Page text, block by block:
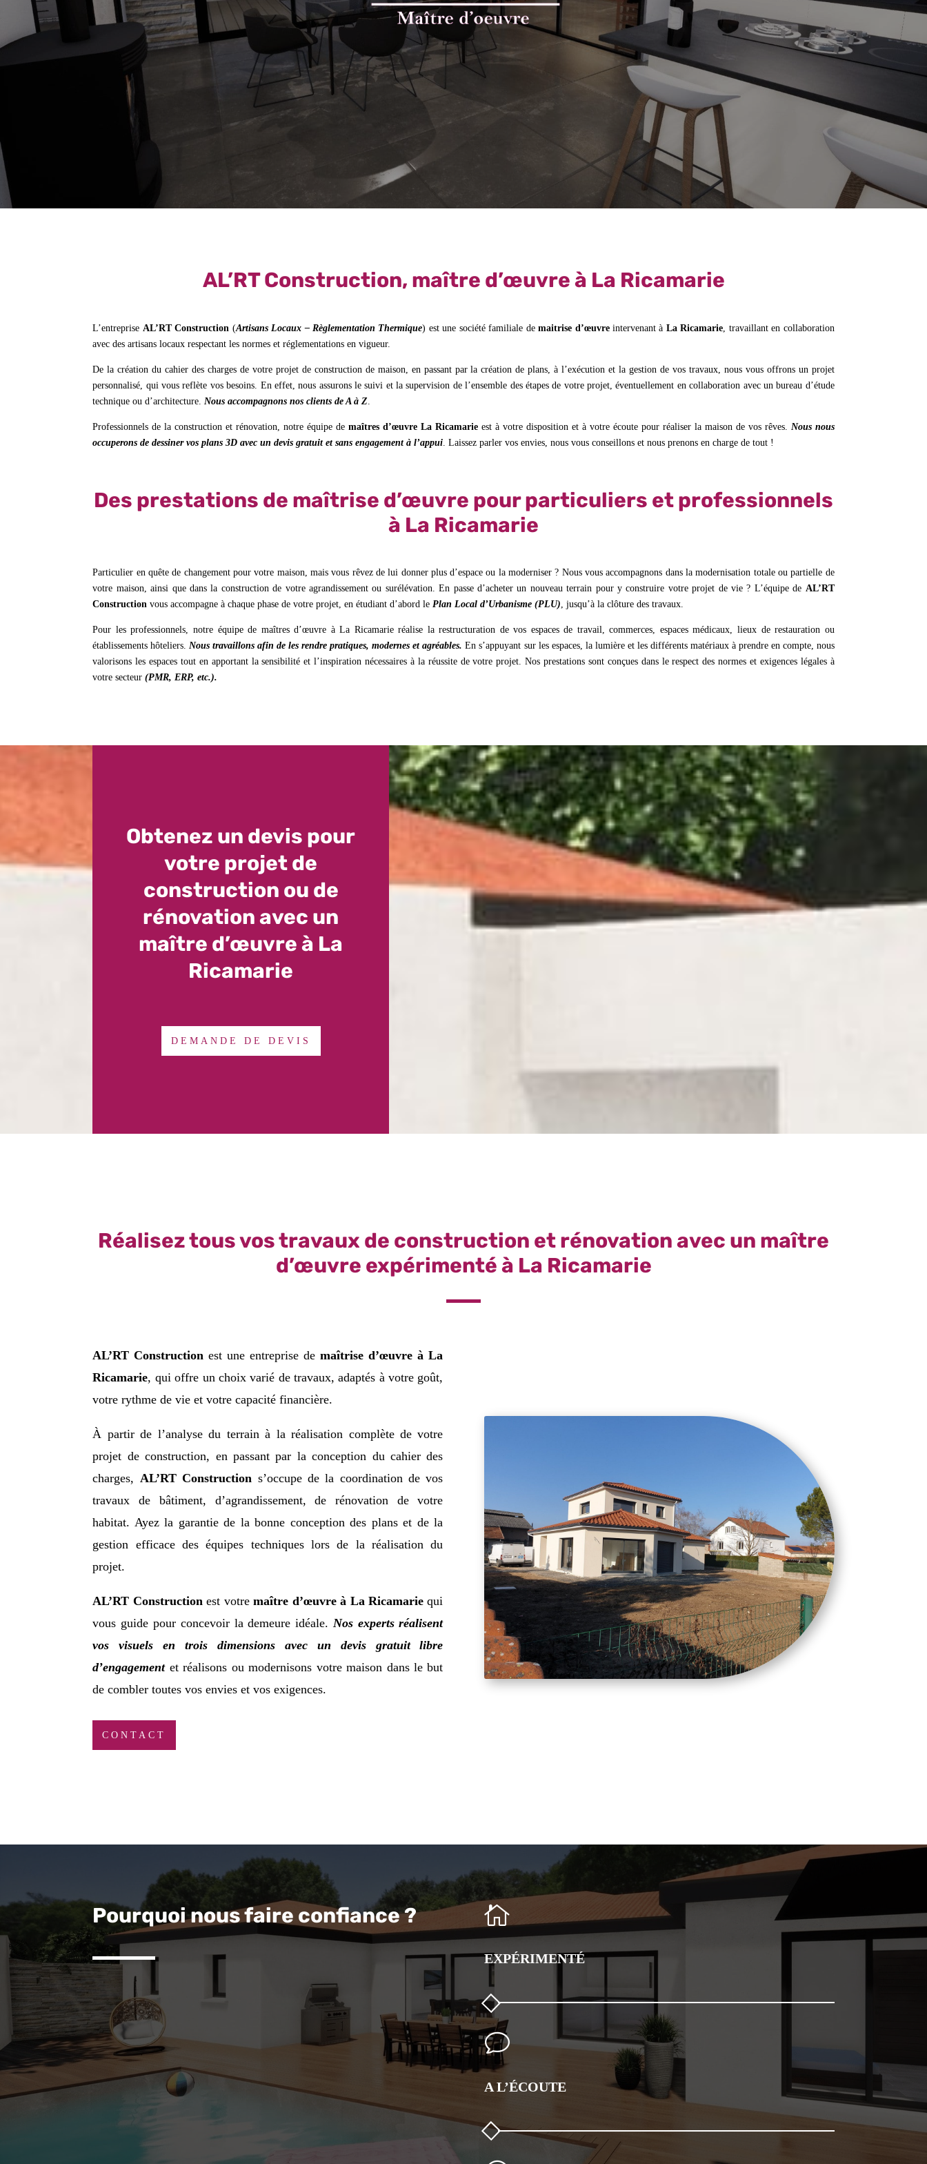
AL’RT Construction, maître d’œuvre à La Ricamarie
L’entreprise AL’RT Construction (Artisans Locaux – Règlementation Thermique) est une société familiale demaitrise d’œuvreintervenant à La Ricamarie, travaillant en collaboration
avec des artisans locaux respectant les normes et réglementations en vigueur.
De la création du cahier des charges de votre projet de construction de maison, en passant par la création de plans, à l’exécution et la gestion de vos travaux, nous vous offrons un projet
personnalisé, qui vous reflète vos besoins. En effet, nous assurons le suivi et la supervision de l’ensemble des étapes de votre projet, éventuellement en collaboration avec un bureau d’étude
technique ou d’architecture.Nous accompagnons nos clients de A à Z.
Professionnels de la construction et rénovation, notre équipe demaîtres d’œuvre La Ricamarie est à votre disposition et à votre écoute pour réaliser la maison de vos rêves. Nous nous
occuperons de dessiner vos plans 3D avec un devis gratuit et sans engagement à l’appui. Laissez parler vos envies, nous vous conseillons et nous prenons en charge de tout !
Des prestations de maîtrise d’œuvre pour particuliers et professionnels
à La Ricamarie
Particulier en quête de changement pour votre maison, mais vous rêvez de lui donner plus d’espace ou la moderniser ? Nous vous accompagnons dans la modernisation totale ou partielle de
votre maison, ainsi que dans la construction de votre agrandissement ou surélévation. En passe d’acheter un nouveau terrain pour y construire votre projet de vie ? L’équipe de AL’RT
Construction vous accompagne à chaque phase de votre projet, en étudiant d’abord lePlan Local d’Urbanisme (PLU), jusqu’à la clôture des travaux.
Pour les professionnels, notre équipe de maîtres d’œuvre à La Ricamarie réalise la restructuration de vos espaces de travail, commerces, espaces médicaux, lieux de restauration ou
établissements hôteliers.Nous travaillons afin de les rendre pratiques, modernes et agréables. En s’appuyant sur les espaces, la lumière et les différents matériaux à prendre en compte, nous
valorisons les espaces tout en apportant la sensibilité et l’inspiration nécessaires à la réussite de votre projet. Nos prestations sont conçues dans le respect des normes et exigences légales à
votre secteur(PMR, ERP, etc.).
Obtenez un devis pour
votre projet de
construction ou de
rénovation avec un
maître d’œuvre à La
Ricamarie
DEMANDE DE DEVIS
Réalisez tous vos travaux de construction et rénovation avec un maître
d’œuvre expérimenté à La Ricamarie
AL’RT Construction est une entreprise demaîtrise d’œuvre à La
Ricamarie, qui offre un choix varié de travaux, adaptés à votre goût,
votre rythme de vie et votre capacité financière.
À partir de l’analyse du terrain à la réalisation complète de votre
projet de construction, en passant par la conception du cahier des
charges, AL’RT Construction s’occupe de la coordination de vos
travaux de bâtiment, d’agrandissement, de rénovation de votre
habitat. Ayez la garantie de la bonne conception des plans et de la
gestion efficace des équipes techniques lors de la réalisation du
projet.
AL’RT Construction est votremaître d’œuvre à La Ricamarie qui
vous guide pour concevoir la demeure idéale. Nos experts réalisent
vos visuels en trois dimensions avec un devis gratuit libre
d’engagementet réalisons ou modernisons votre maison dans le but
de combler toutes vos envies et vos exigences.
CONTACT
Pourquoi nous faire confiance ? 
EXPÉRIMENTÉ
v
A L’ÉCOUTE